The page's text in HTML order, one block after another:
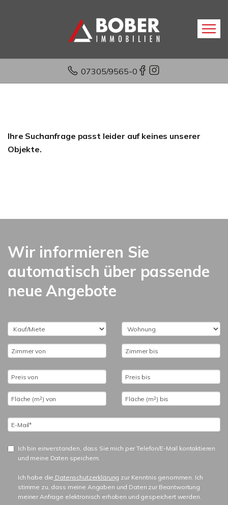
07305/9565-0
Ihre Suchanfrage passt leider auf keines unserer
Objekte.
Wir informieren Sie
automatisch über passende
neue Angebote
Ich bin einverstanden, dass Sie mich per Telefon/E-Mail kontaktieren
und meine Daten speichern.
Ich habe die Datenschutzerklärung zur Kenntnis genommen. Ich
stimme zu, dass meine Angaben und Daten zur Beantwortung
meiner Anfrage elektronisch erhoben und gespeichert werden.